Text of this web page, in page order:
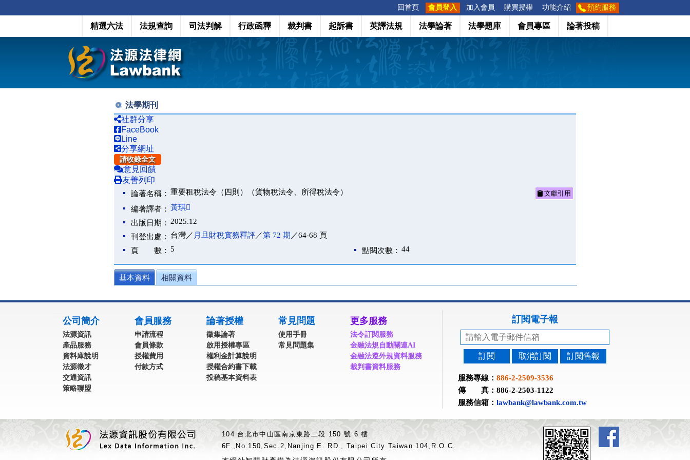
回首頁 會員登入 加入會員 購買授權 功能介紹 預約服務
精選六法 法規查詢 司法判解 行政函釋 裁判書 起訴書 英譯法規 法學論著 法學題庫 會員專區 論著投稿
法學期刊
社群分享
FaceBook
Line
分享網址
請收錄全文
意見回饋
友善列印
論著名稱： 重要租稅法令（四則）（貨物稅法令、所得稅法令） 文獻引用
編著譯者： 黃琪
出版日期： 2025.12
刊登出處： 台灣／ 月旦財稅實務釋評／第 72 期 ／64-68 頁
頁 數： 5 點閱次數： 44
基本資料 相關資料
公司簡介
法源資訊
產品服務
資料庫說明
法源徵才
交通資訊
策略聯盟
會員服務
申請流程
會員條款
授權費用
付款方式
論著授權
徵集論著
啟用授權專區
權利金計算說明
授權合約書下載
投稿基本資料表
常見問題
使用手冊
常見問題集
更多服務
法令訂閱服務
金融法規自動關連AI
金融法遵外規資料服務
裁判書資料服務
訂閱電子報
訂閱 取消訂閱 訂閱舊報
服務專線： 886-2-2509-3536
傳 真：886-2-2503-1122
服務信箱： lawbank@lawbank.com.tw
104 台北市中山區南京東路二段 150 號 6 樓
6F.,No.150,Sec.2,Nanjing E. RD., Taipei City Taiwan 104,R.O.C.